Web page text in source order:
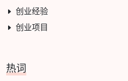
创业经验
创业项目
热词